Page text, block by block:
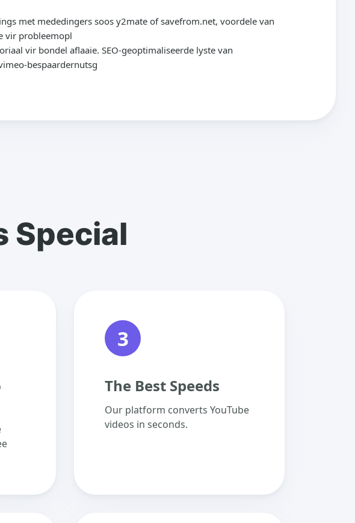
met mededingers soos y2mate of savefrom.net, voordele van
vir probleemopl
vir bondel aflaaie. SEO-geoptimaliseerde lyste van
bespaardernutsg
Special
3
The Best Speeds
Our platform converts YouTube
videos in seconds.